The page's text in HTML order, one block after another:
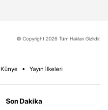
© Copyright 2026 Tüm Hakları Gizlidir.
Künye Yayın İlkeleri
Son Dakika